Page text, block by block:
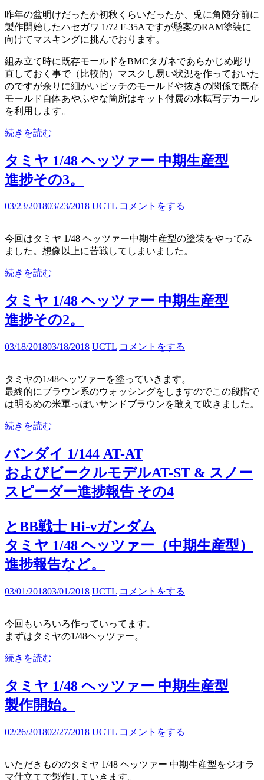
昨年の盆明けだったか初秋くらいだったか、兎に角随分前に
製作開始したハセガワ 1/72 F-35Aですが懸案のRAM塗装に
向けてマスキングに挑んでおります。
組み立て時に既存モールドをBMCタガネであらかじめ彫り
直しておく事で（比較的）マスクし易い状況を作っておいた
のですが余りに細かいピッチのモールドや抜きの関係で既存
モールド自体あやふやな箇所はキット付属の水転写デカール
を利用します。
続きを読む
タミヤ 1/48 ヘッツァー 中期生産型
進捗その3。
03/23/201803/23/2018 UCTL コメントをする
今回はタミヤ 1/48 ヘッツァー中期生産型の塗装をやってみ
ました。想像以上に苦戦してしまいました。
続きを読む
タミヤ 1/48 ヘッツァー 中期生産型
進捗その2。
03/18/201803/18/2018 UCTL コメントをする
タミヤの1/48ヘッツァーを塗っていきます。
最終的にブラウン系のウォッシングをしますのでこの段階で
は明るめの米軍っぽいサンドブラウンを敢えて吹きました。
続きを読む
バンダイ 1/144 AT-AT
およびビークルモデルAT-ST & スノー
スピーダー進捗報告 その4
とBB戦士 Hi-νガンダム
タミヤ 1/48 ヘッツァー（中期生産型）
進捗報告など。
03/01/201803/01/2018 UCTL コメントをする
今回もいろいろ作っていってます。
まずはタミヤの1/48ヘッツァー。
続きを読む
タミヤ 1/48 ヘッツァー 中期生産型
製作開始。
02/26/201802/27/2018 UCTL コメントをする
いただきもののタミヤ 1/48 ヘッツァー 中期生産型をジオラ
マ仕立てで製作していきます。